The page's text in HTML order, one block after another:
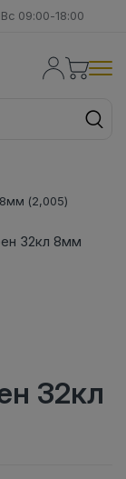
09:00-18:00
(2,005)
32кл